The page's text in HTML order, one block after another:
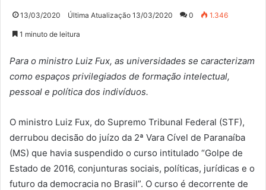
13/03/2020 Última Atualização 13/03/2020 0 1.346
1 minuto de leitura
Para o ministro Luiz Fux, as universidades se caracterizam
como espaços privilegiados de formação intelectual,
pessoal e política dos indivíduos.
O ministro Luiz Fux, do Supremo Tribunal Federal (STF),
derrubou decisão do juízo da 2ª Vara Cível de Paranaíba
(MS) que havia suspendido o curso intitulado “Golpe de
Estado de 2016, conjunturas sociais, políticas, jurídicas e o
futuro da democracia no Brasil”. O curso é decorrente de